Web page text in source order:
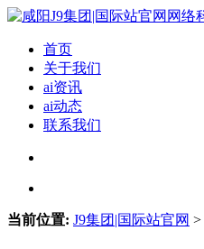
首页
关于我们
ai资讯
ai动态
联系我们
当前位置: J9集团|国际站官网 >